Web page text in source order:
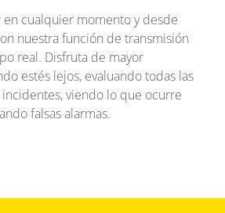
en cualquier momento y desde
nuestra función de transmisión
real. Disfruta de mayor
estés lejos, evaluando todas las
viendo lo que ocurre
falsas alarmas.